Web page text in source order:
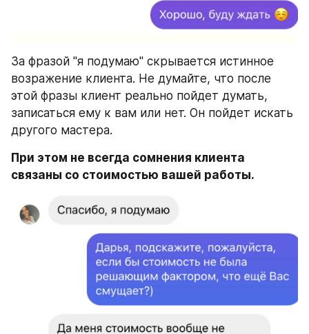
За фразой "я подумаю" скрывается истинное
возражение клиента. Не думайте, что после
этой фразы клиент реально пойдет думать,
записаться ему к вам или нет. Он пойдет искать
другого мастера.
При этом не всегда сомнения клиента
связаны со стоимостью вашей работы.